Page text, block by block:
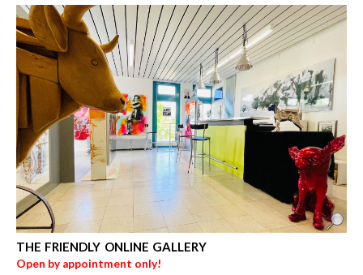
THE FRIENDLY ONLINE GALLERY
Open by appointment only!